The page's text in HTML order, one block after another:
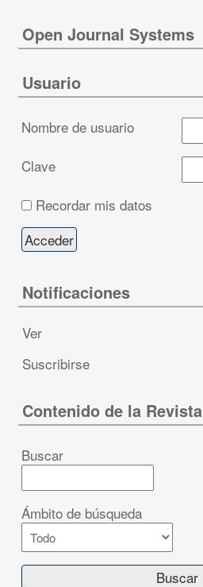
Open Journal Systems
Usuario
Nombre de usuario
Clave
Recordar mis datos
Notificaciones
Ver
Suscribirse
Contenido de la Revista
Buscar
Ámbito de búsqueda